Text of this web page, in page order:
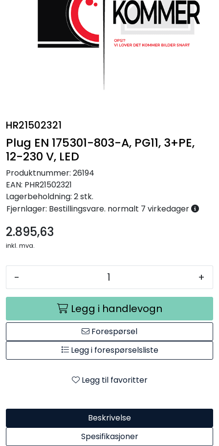
HR21502321
Plug EN 175301-803-A, PG11, 3+PE,
12-230 V, LED
Produktnummer: 26194
EAN: PHR21502321
Lagerbeholdning: 2 stk.
Fjernlager: Bestillingsvare. normalt 7 virkedager
2.895,63
inkl. mva.
- +
Legg i handlevogn
Forespørsel
Legg i forespørselsliste
Legg til favoritter
Beskrivelse
Spesifikasjoner